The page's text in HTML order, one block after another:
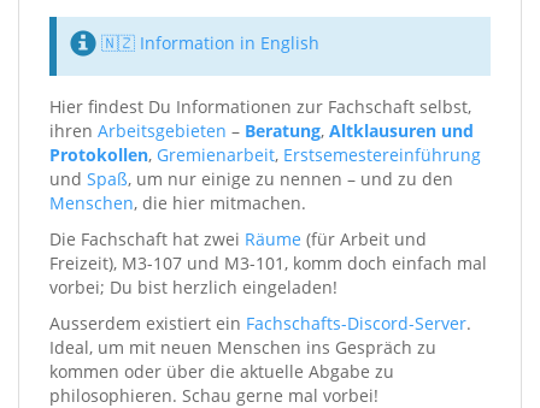
🇳🇿 Information in English
Hier findest Du Informationen zur Fachschaft selbst,
ihren Arbeitsgebieten – Beratung, Altklausuren und
Protokollen, Gremienarbeit, Erstsemestereinführung
und Spaß, um nur einige zu nennen – und zu den
Menschen, die hier mitmachen.
Die Fachschaft hat zwei Räume (für Arbeit und
Freizeit), M3-107 und M3-101, komm doch einfach mal
vorbei; Du bist herzlich eingeladen!
Ausserdem existiert ein Fachschafts-Discord-Server.
Ideal, um mit neuen Menschen ins Gespräch zu
kommen oder über die aktuelle Abgabe zu
philosophieren. Schau gerne mal vorbei!